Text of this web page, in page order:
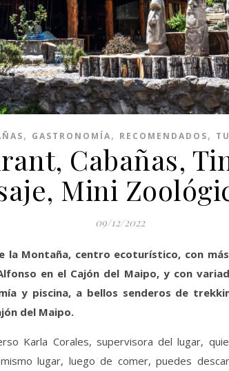
, GASTRONOMÍA, RECOMENDADOS,
Cabañas,
Mini
09/12/2022
la Montaña, centro ecoturístico, con
en el Cajón del Maipo, y con
y piscina, a bellos senderos de
del Maipo.
Karla Corales, supervisora del lugar,
lugar, luego de comer, puedes